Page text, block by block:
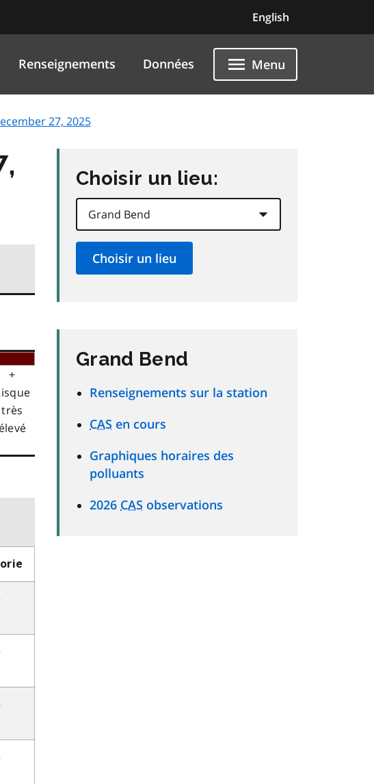
English
Renseignements Données Menu
27, 2025
+
très
élevé
Choisir un lieu:
Grand Bend
Renseignements sur la station
CAS en cours
Graphiques horaires des
polluants
2026 CAS observations